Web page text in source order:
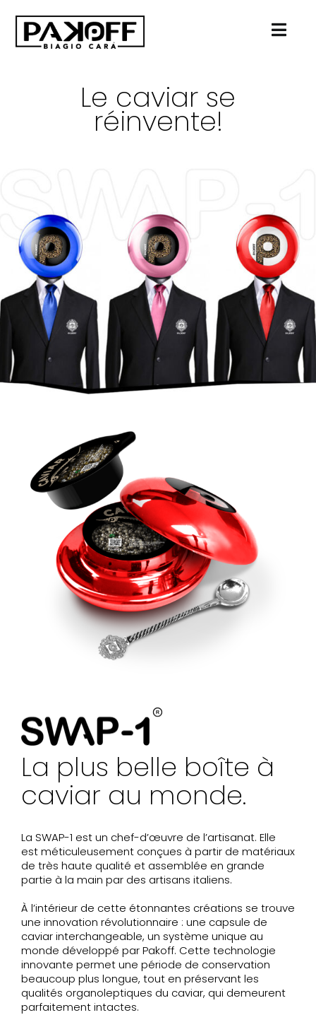
contenu
Le caviar se
réinvente!
La plus belle boîte à
caviar au monde.
La SWAP-1 est un chef-d’œuvre de l’artisanat. Elle
est méticuleusement conçues à partir de matériaux
de très haute qualité et assemblée en grande
partie à la main par des artisans italiens.
À l’intérieur de cette étonnantes créations se trouve
une innovation révolutionnaire : une capsule de
caviar interchangeable, un système unique au
monde développé par Pakoff. Cette technologie
innovante permet une période de conservation
beaucoup plus longue, tout en préservant les
qualités organoleptiques du caviar, qui demeurent
parfaitement intactes.